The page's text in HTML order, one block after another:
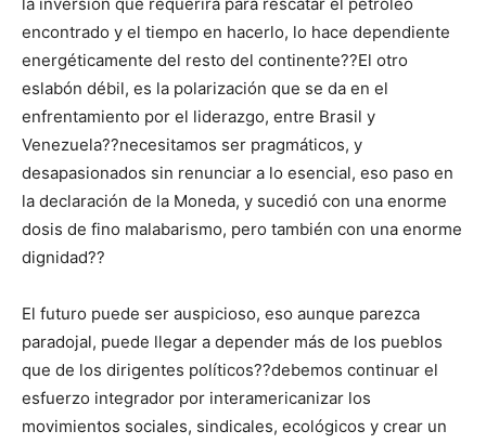
la inversión que requerirá para rescatar el petroleo
encontrado y el tiempo en hacerlo, lo hace dependiente
energéticamente del resto del continente??El otro
eslabón débil, es la polarización que se da en el
enfrentamiento por el liderazgo, entre Brasil y
Venezuela??necesitamos ser pragmáticos, y
desapasionados sin renunciar a lo esencial, eso paso en
la declaración de la Moneda, y sucedió con una enorme
dosis de fino malabarismo, pero también con una enorme
dignidad??
El futuro puede ser auspicioso, eso aunque parezca
paradojal, puede llegar a depender más de los pueblos
que de los dirigentes políticos??debemos continuar el
esfuerzo integrador por interamericanizar los
movimientos sociales, sindicales, ecológicos y crear un